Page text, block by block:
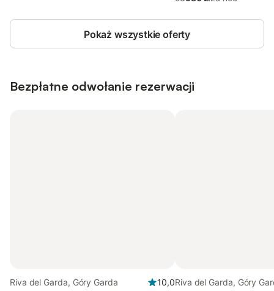
Pokaż wszystkie oferty
Bezpłatne odwołanie rezerwacji
Riva del Garda, Góry Garda
10,0Riva del Garda, Góry